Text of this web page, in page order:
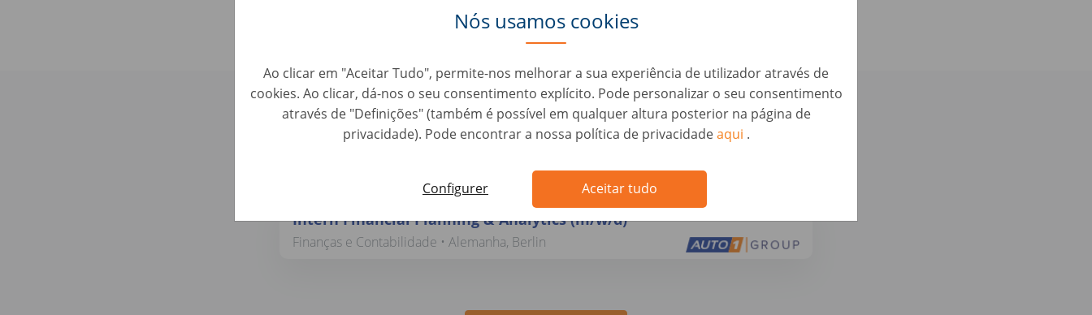
Nós usamos cookies
Ao clicar em "Aceitar Tudo", permite-nos melhorar a sua experiência de utilizador através de
cookies. Ao clicar, dá-nos o seu consentimento explícito. Pode personalizar o seu consentimento
através de "Definições" (também é possível em qualquer altura posterior na página de
privacidade). Pode encontrar a nossa política de privacidadeaqui .
Configurer Aceitar tudo
Confere aqui algumas vagas parecidas que te podem
interessar:
Intern Financial Planning & Analytics (m/w/d)
Finanças e Contabilidade • Alemanha, Berlin